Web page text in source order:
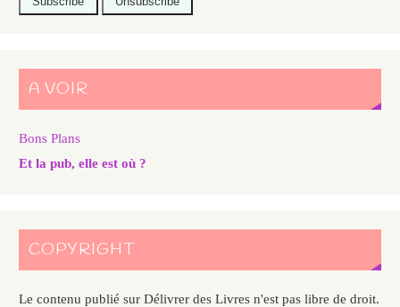
A VOIR
Bons Plans
Et la pub, elle est où ?
COPYRIGHT
Le contenu publié sur Délivrer des Livres n'est pas libre de droit.